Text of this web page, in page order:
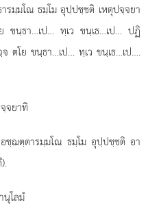
มฺมโณ ธมฺโม อุปฺปชฺชติ เหตุปจฺจยา
นฺธา…เป… ทฺเว ขนฺเธ…เป… ปฏิ
ตโย ขนฺธา…เป… ทฺเว ขนฺเธ…เป….
จยาทิ
ฌตฺตารมฺมโณ ธมฺโม อุปฺปชฺชติ อา
โลมํ